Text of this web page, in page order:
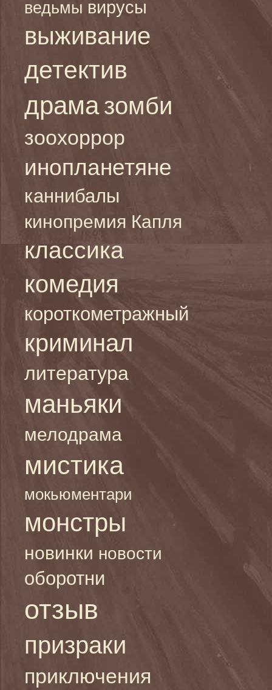
ведьмы вирусы
выживание
детектив
драма зомби
зоохоррор
инопланетяне
каннибалы
кинопремия Капля
классика
комедия
короткометражный
криминал
литература
маньяки
мелодрама
мистика
мокьюментари
монстры
новинки новости
оборотни
отзыв
призраки
приключения